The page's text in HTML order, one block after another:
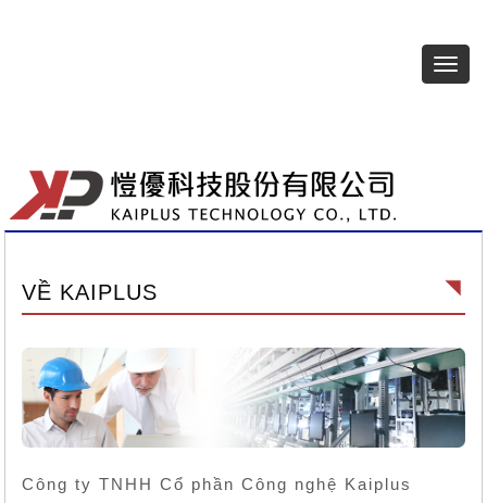
選
VỀ KAIPLUS
Công ty TNHH Cổ phần Công nghệ Kaiplus